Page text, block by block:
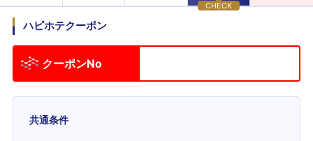
CHECK
ハピホテクーポン
クーポンNo
共通条件